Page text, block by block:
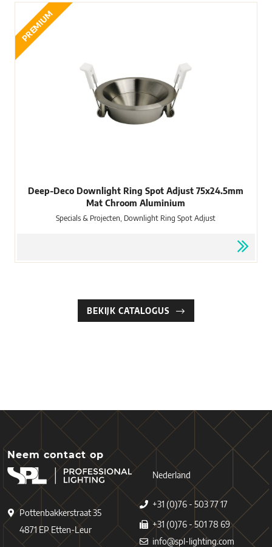
PREMIUM
Deep-Deco Downlight Ring Spot Adjust 75x24.5mm
Mat Chroom Aluminium
Specials & Projecten, Downlight Ring Spot Adjust
BEKIJK CATALOGUS
Neem contact op
Pottenbakkerstraat 35
4871 EP Etten-Leur
Nederland
+31 (0)76 - 503 77 17
+31 (0)76 - 501 78 69
info@spl-lighting.com